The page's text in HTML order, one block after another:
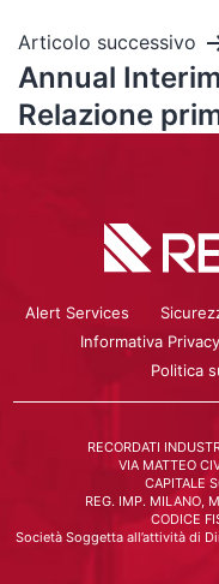
Articolo successivo
Annual
Relazione
Alert Services
Informativa
Politica
RECORDATI
VIA MATTEO
CAPITALE
REG. IMP. MILANO,
CODICE
Società Soggetta all’attività di